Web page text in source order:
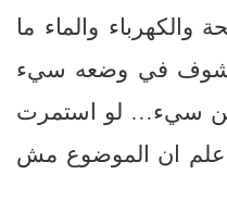
والكهرباء والماء ما
نشوف في وضعه سيء
سيء… لو استمرت
ان الموضوع مش